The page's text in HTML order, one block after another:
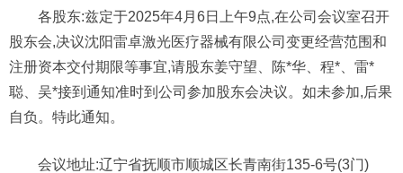
各股东:兹定于2025年4月6日上午9点,在公司会议室召开
股东会,决议沈阳雷卓激光医疗器械有限公司变更经营范围和
注册资本交付期限等事宜,请股东姜守望、陈*华、程*、雷*
聪、吴*接到通知准时到公司参加股东会决议。如未参加,后果
自负。特此通知。
会议地址:辽宁省抚顺市顺城区长青南街135-6号(3门)